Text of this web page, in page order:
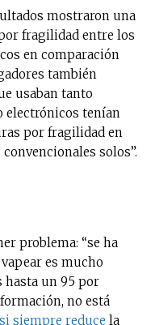
mostraron una
fragilidad entre los
en comparación
también
usaban tanto
electrónicos tenían
por fragilidad en
solos”.
problema: “se ha
es mucho
hasta un 95 por
no está
siempre reduce la